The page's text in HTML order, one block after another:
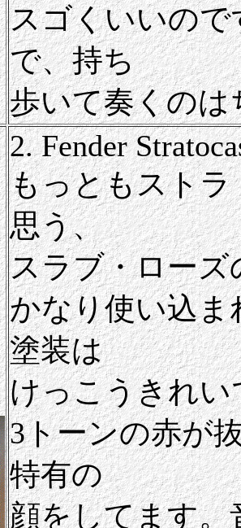
スゴくいいの
で、持ち
歩いて奏くの
2. Fender
もっともスト
思う、
スラブ・ロー
かなり使い込
塗装は
けっこうきれい
3トーンの赤が
特有の
顔をしてます。